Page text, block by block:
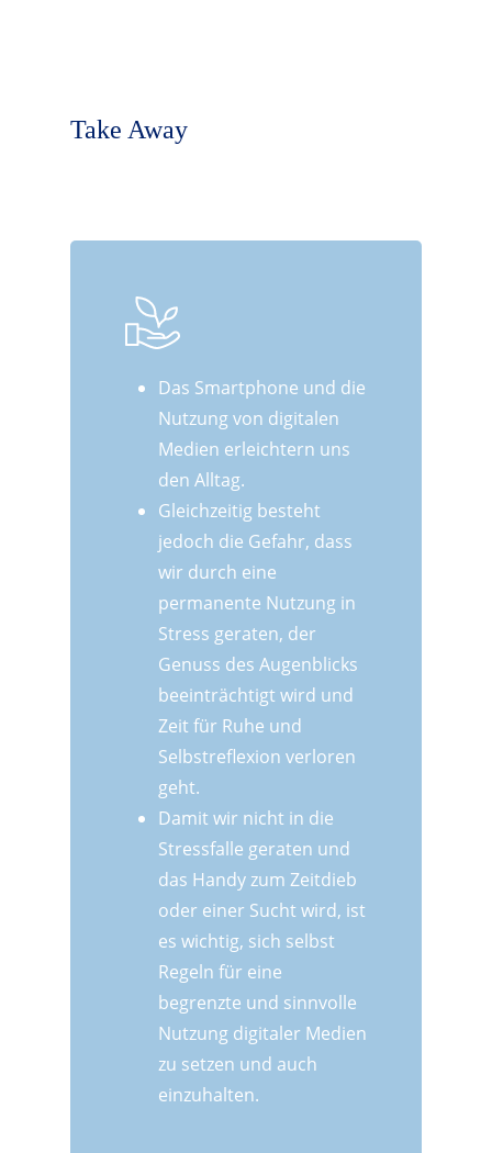
Take Away
Das Smartphone und die
Nutzung von digitalen
Medien erleichtern uns
den Alltag.
Gleichzeitig besteht
jedoch die Gefahr, dass
wir durch eine
permanente Nutzung in
Stress geraten, der
Genuss des Augenblicks
beeinträchtigt wird und
Zeit für Ruhe und
Selbstreflexion verloren
geht.
Damit wir nicht in die
Stressfalle geraten und
das Handy zum Zeitdieb
oder einer Sucht wird, ist
es wichtig, sich selbst
Regeln für eine
begrenzte und sinnvolle
Nutzung digitaler Medien
zu setzen und auch
einzuhalten.